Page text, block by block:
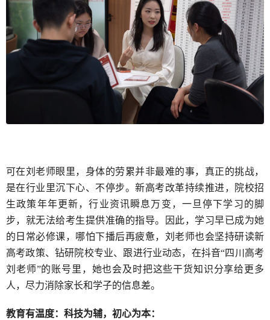
可在刘老师眼里，身体的劳累并非最难的事，真正的挑战，
是在行业里沉下心、不停步。新高考改革持续推进，院校招
生政策年年更新，行业资讯瞬息万变，一旦停下学习的脚
步，就无法给考生提供准确的指导。因此，学习早已成为她
的日常必修课，哪怕下播后再疲惫，刘老师也会坚持研读新
高考政策、钻研院校专业、跟进行业动态，在抖音“四川高考
刘老师”的账号里，她也会及时把这些干货知识分享给更多
人，尽力消除家长和学子的信息差。
教育有温度：科技为辅，初心为本：